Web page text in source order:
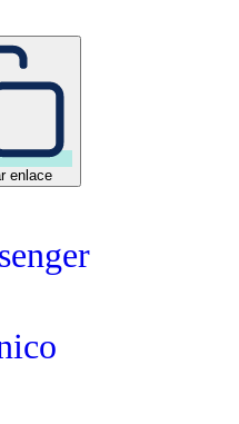
enlace